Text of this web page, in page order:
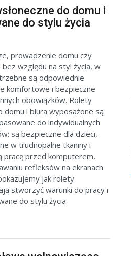
do domu i
do stylu życia
prowadzenie domu czy
względu na styl życia, w
są odpowiednie
komfortowe i bezpieczne
obowiązków. Rolety
domu i biura wyposażone są
do indywidualnych
są bezpieczne dla dzieci,
w trudnopalne tkaniny i
pracę przed komputerem,
refleksów na ekranach
jak rolety
stworzyć warunki do pracy i
do stylu życia.